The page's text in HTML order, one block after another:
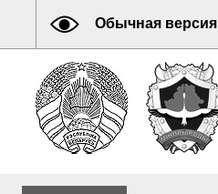
Обычная версия